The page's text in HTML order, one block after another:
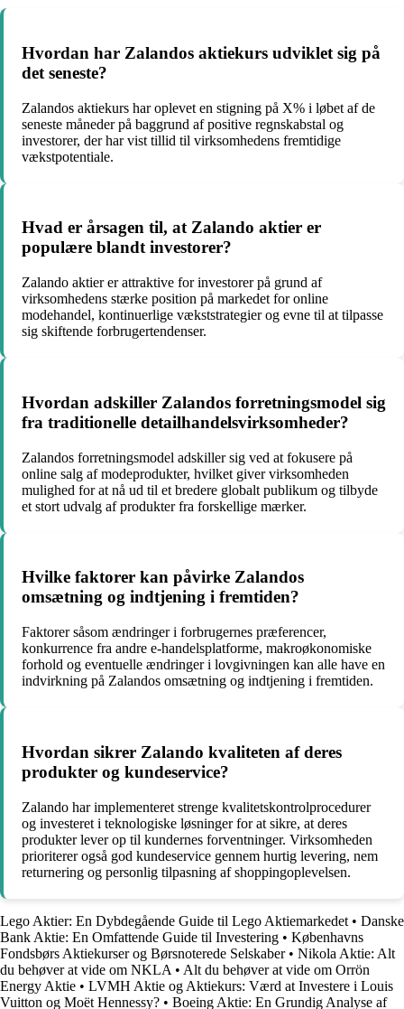
Hvordan har Zalandos aktiekurs udviklet sig på
det seneste?
Zalandos aktiekurs har oplevet en stigning på X% i løbet af de
seneste måneder på baggrund af positive regnskabstal og
investorer, der har vist tillid til virksomhedens fremtidige
vækstpotentiale.
Hvad er årsagen til, at Zalando aktier er
populære blandt investorer?
Zalando aktier er attraktive for investorer på grund af
virksomhedens stærke position på markedet for online
modehandel, kontinuerlige vækststrategier og evne til at tilpasse
sig skiftende forbrugertendenser.
Hvordan adskiller Zalandos forretningsmodel sig
fra traditionelle detailhandelsvirksomheder?
Zalandos forretningsmodel adskiller sig ved at fokusere på
online salg af modeprodukter, hvilket giver virksomheden
mulighed for at nå ud til et bredere globalt publikum og tilbyde
et stort udvalg af produkter fra forskellige mærker.
Hvilke faktorer kan påvirke Zalandos
omsætning og indtjening i fremtiden?
Faktorer såsom ændringer i forbrugernes præferencer,
konkurrence fra andre e-handelsplatforme, makroøkonomiske
forhold og eventuelle ændringer i lovgivningen kan alle have en
indvirkning på Zalandos omsætning og indtjening i fremtiden.
Hvordan sikrer Zalando kvaliteten af deres
produkter og kundeservice?
Zalando har implementeret strenge kvalitetskontrolprocedurer
og investeret i teknologiske løsninger for at sikre, at deres
produkter lever op til kundernes forventninger. Virksomheden
prioriterer også god kundeservice gennem hurtig levering, nem
returnering og personlig tilpasning af shoppingoplevelsen.
Lego Aktier: En Dybdegående Guide til Lego Aktiemarkedet • Danske
Bank Aktie: En Omfattende Guide til Investering • Københavns
Fondsbørs Aktiekurser og Børsnoterede Selskaber• Nikola Aktie: Alt
du behøver at vide om NKLA • Alt du behøver at vide om Orrön
Energy Aktie • LVMH Aktie og Aktiekurs: Værd at Investere i Louis
Vuitton og Moët Hennessy? • Boeing Aktie: En Grundig Analyse af